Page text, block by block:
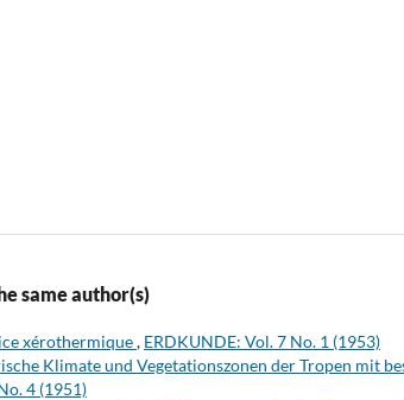
same author(s)
xérothermique, ERDKUNDE: Vol. 7 No. 1 (1953)
Klimate und Vegetationszonen der Tropen mit
4 (1951)